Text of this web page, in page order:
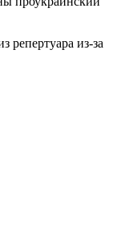
репертуара из-за